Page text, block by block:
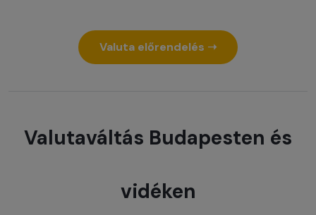
Valuta előrendelés ➝
Valutaváltás Budapesten és
vidéken